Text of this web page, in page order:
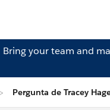
Bring your team and
Pergunta de Tracey